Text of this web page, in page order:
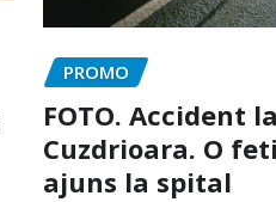
PROMO
FOTO. Accident la
Cuzdrioara. O
ajuns la spital